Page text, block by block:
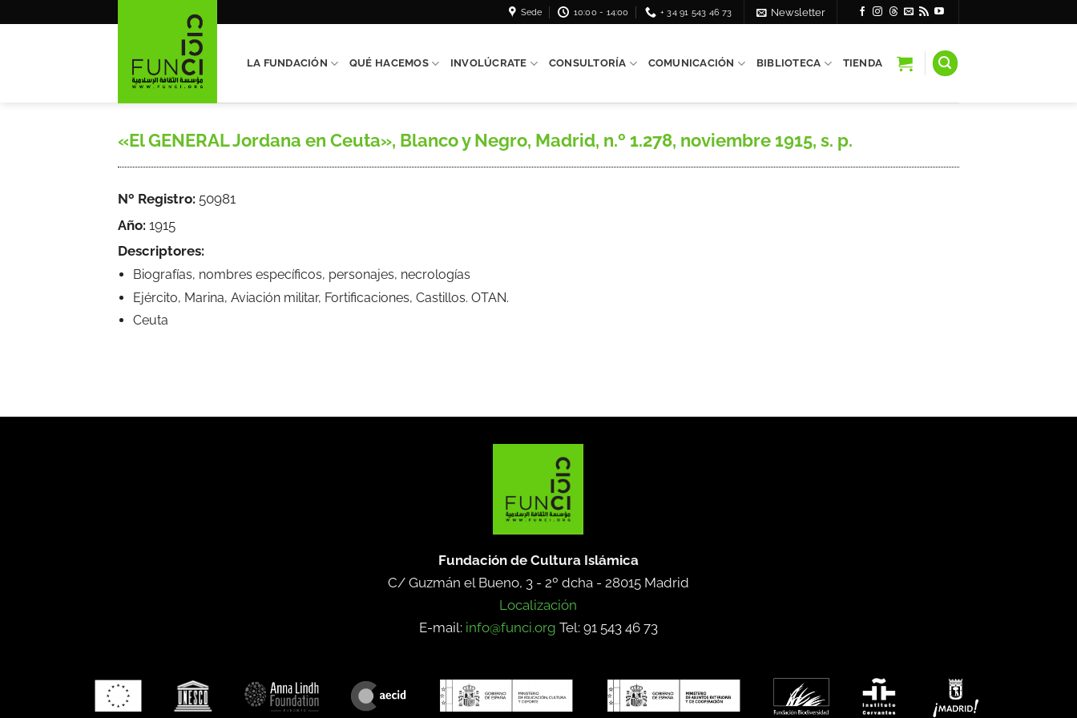
Sede 10:00 - 14:00 + 34 91 543 46 73 Newsletter
LA FUNDACIÓN QUÉ HACEMOS INVOLÚCRATE CONSULTORÍA COMUNICACIÓN BIBLIOTECA TIENDA
«El GENERAL Jordana en Ceuta», Blanco y Negro, Madrid, n.º 1.278, noviembre 1915, s. p.
Nº Registro: 50981
Año: 1915
Descriptores:
Biografías, nombres específicos, personajes, necrologías
Ejército, Marina, Aviación militar, Fortificaciones, Castillos. OTAN.
Ceuta
Fundación de Cultura Islámica
C/ Guzmán el Bueno, 3 - 2º dcha - 28015 Madrid
Localización
E-mail: info@funci.org Tel: 91 543 46 73